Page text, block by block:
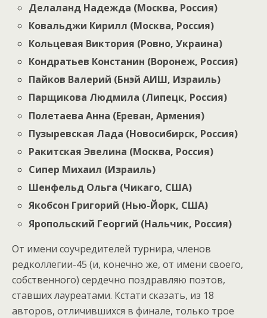
Делаланд Надежда (Москва, Россия)
Ковальджи Кирилл (Москва, Россия)
Кольцевая Виктория (Ровно, Украина)
Кондратьев Констанин (Воронеж, Россия)
Пайков Валерий (Бнэй АИШ, Израиль)
Парщикова Людмила (Липецк, Россия)
Полетаева Анна (Ереван, Армения)
Пузыревская Лада (Новосибирск, Россия)
Ракитская Эвелина (Москва, Россия)
Сипер Михаил (Израиль)
Шенфельд Ольга (Чикаго, США)
Якобсон Григорий (Нью-Йорк, США)
Яропольский Георгий (Нальчик, Россия)
От имени соучредителей турнира, членов
редколлегии-45 (и, конечно же, от имени своего,
собственного) сердечно поздравляю поэтов,
ставших лауреатами. Кстати сказать, из 18
авторов, отличившихся в финале, только трое